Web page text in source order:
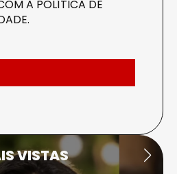
A POLÍTICA DE
.
VISTAS